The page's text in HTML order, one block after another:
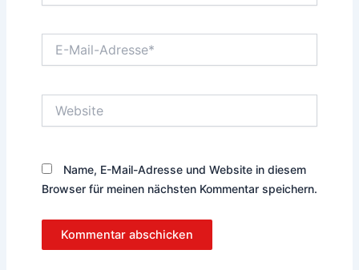
Mail-
Name, E-Mail-Adresse und Website in diesem
Browser für meinen nächsten Kommentar speichern.